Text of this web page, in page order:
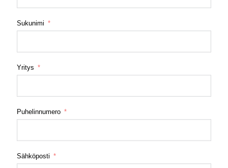
Sukunimi
Yritys
Puhelinnumero
Sähköposti